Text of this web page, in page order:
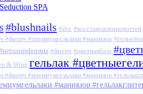
Seduction SPA
#blushnails #ibx #восстановлениеногтей
#френч #премиумгельлаки #маникюр
#френч #цветнаябаза
& Wipe гельлак
#френч #премиумгельлаки #маникюр
#маникюр